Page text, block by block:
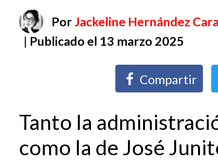
Por Jackeline Hernández
| Publicado el 13 marzo 2025
Compartir
Tanto la
como la de José